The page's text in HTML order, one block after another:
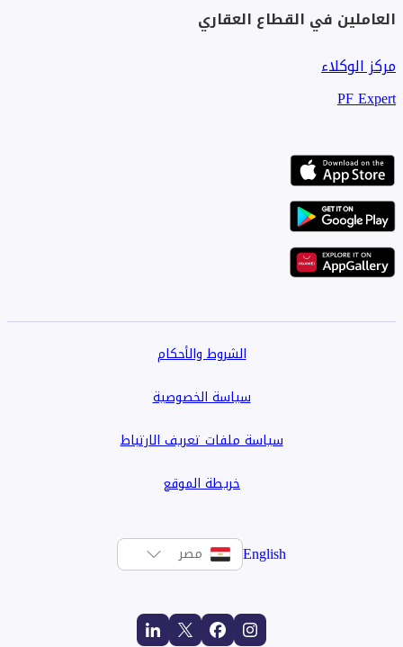
العاملين في القطاع العقاري
مركز الوكلاء
PF Expert
الشروط والأحكام
سياسة الخصوصية
سياسة ملفات تعريف الارتباط
خريطة الموقع
English مصر